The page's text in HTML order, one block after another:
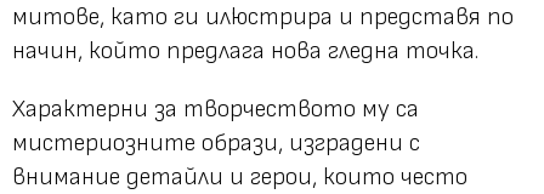
митове, като ги илюстрира и представя по
начин, който предлага нова гледна точка.
Характерни за творчеството му са
мистериозните образи, изградени с
внимание детайли и герои, които често